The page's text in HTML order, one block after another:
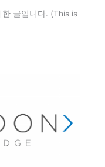
글입니다. (This is